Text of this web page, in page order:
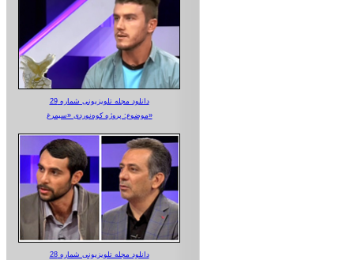
دانلود مجله تلویزیونی شماره 29
موضوع: پروژه کوه‌نوردی «سیمرغ»
دانلود مجله تلویزیونی شماره 28